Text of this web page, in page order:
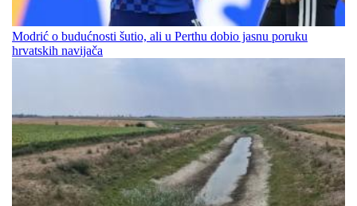
Modrić o budućnosti šutio, ali u Perthu dobio jasnu poruku
hrvatskih navijača